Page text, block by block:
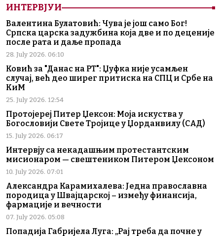
ИНТЕРВЈУИ
Валентина Булатовић: Чува је још само Бог!
Српска царска задужбина која две и по деценије
после рата и даље пропада
28. July 2026. 06:10
Ковић за "Данас на РТ": Џуфка није усамљен
случај, већ део ширег притиска на СПЦ и Србе на
КиМ
25. July 2026. 12:54
Протојереј Питер Џексон: Моја искуства у
Богословији Свете Тројице у Џорданвилу (САД)
15. July 2026. 06:17
Интервју са некадашњим протестантским
мисионаром — свештеником Питером Џексоном
10. July 2026. 07:01
Александра Карамихалева: Једна православна
породица у Швајцарској – између финансија,
фармације и вечности
07. July 2026. 05:08
Попадија Габријела Луга: „Рај треба да почне у